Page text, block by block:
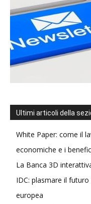
Ultimi articoli della
White Paper: come il
economiche e i
La Banca 3D
IDC: plasmare il futuro
europea